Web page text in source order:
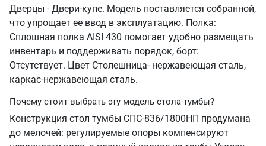
Дверцы - Двери-купе. Модель поставляется собранной,
что упрощает ее ввод в эксплуатацию. Полка:
Сплошная полка AISI 430 помогает удобно размещать
инвентарь и поддерживать порядок, борт:
Отсутствует. Цвет Столешница- нержавеющая сталь,
каркас-нержавеющая сталь.
Почему стоит выбрать эту модель стола-тумбы?
Конструкция стол тумбы СПС-836/1800НП продумана
до мелочей: регулируемые опоры компенсируют